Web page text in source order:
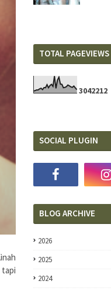
TOTAL PAGEVIEWS
3042212
SOCIAL PLUGIN
BLOG ARCHIVE
2026
2025
2024